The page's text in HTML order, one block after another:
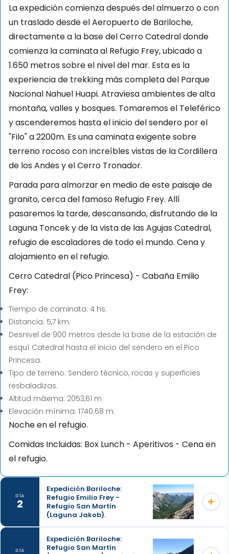
La expedición comienza después del almuerzo o con
un traslado desde el Aeropuerto de Bariloche,
directamente a la base del Cerro Catedral donde
comienza la caminata al Refugio Frey, ubicado a
1.650 metros sobre el nivel del mar. Esta es la
experiencia de trekking más completa del Parque
Nacional Nahuel Huapi. Atraviesa ambientes de alta
montaña, valles y bosques. Tomaremos el Teleférico
y ascenderemos hasta el inicio del sendero por el
"Filo" a 2200m. Es una caminata exigente sobre
terreno rocoso con increíbles vistas de la Cordillera
de los Andes y el Cerro Tronador.
Parada para almorzar en medio de este paisaje de
granito, cerca del famoso Refugio Frey. Allí
pasaremos la tarde, descansando, disfrutando de la
Laguna Toncek y de la vista de las Agujas Catedral,
refugio de escaladores de todo el mundo. Cena y
alojamiento en el refugio.
Cerro Catedral (Pico Princesa) - Cabaña Emilio
Frey:
Tiempo de caminata: 4 hs.
Distancia: 5,7 km.
Desnivel de 900 metros desde la base de la estación de
esquí Catedral hasta el inicio del sendero en el Pico
Princesa.
Tipo de terreno: Sendero técnico, rocas y superficies
resbaladizas.
Altitud máxima: 2053,61 m
Elevación mínima: 1740.68 m.
Noche en el refugio.
Comidas Incluidas: Box Lunch - Aperitivos - Cena en
el refugio.
DÍA
2
Expedición Bariloche:
Refugio Emilio Frey -
Refugio San Martín
(Laguna Jakob).
Después del desayuno, comenzamos el ascenso
DÍA
Expedición Bariloche:
Refugio San Martín